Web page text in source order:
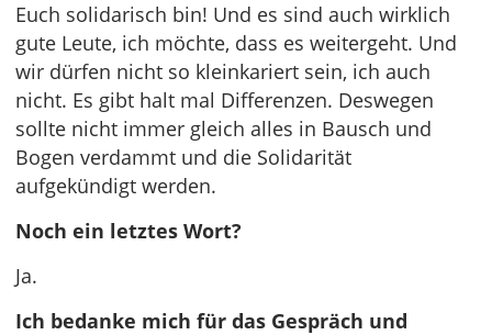
Euch solidarisch bin! Und es sind auch wirklich
gute Leute, ich möchte, dass es weitergeht. Und
wir dürfen nicht so kleinkariert sein, ich auch
nicht. Es gibt halt mal Differenzen. Deswegen
sollte nicht immer gleich alles in Bausch und
Bogen verdammt und die Solidarität
aufgekündigt werden.
Noch ein letztes Wort?
Ja.
Ich bedanke mich für das Gespräch und